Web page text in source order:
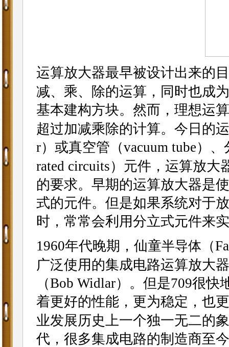
运算放大器最早被设计出来的
减、乘、除的运算，同时也成
基本建构方块。然而，理想运
超过加减乘除的计算。今日的
r）或真空管（vacuum tube）
rated circuits）元件，运算放
的要求。早期的运算放大器是
式的元件。但是如果系统对于
时，常常会利用分立式元件来
1960年代晚期，仙童半导体 （
广泛使用的集成电路运算放大
（Bob Widlar）。但是709很
着更好的性能，更为稳定，也
业发展历史上一个独一无二的
代，很多集成电路的制造商至